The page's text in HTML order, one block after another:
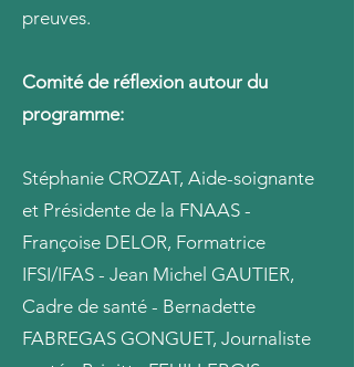
preuves.
Comité de réflexion autour du
programme:
Stéphanie CROZAT, Aide-soignante
et Présidente de la FNAAS -
Françoise DELOR, Formatrice
IFSI/IFAS - Jean Michel GAUTIER,
Cadre de santé - Bernadette
FABREGAS GONGUET, Journaliste